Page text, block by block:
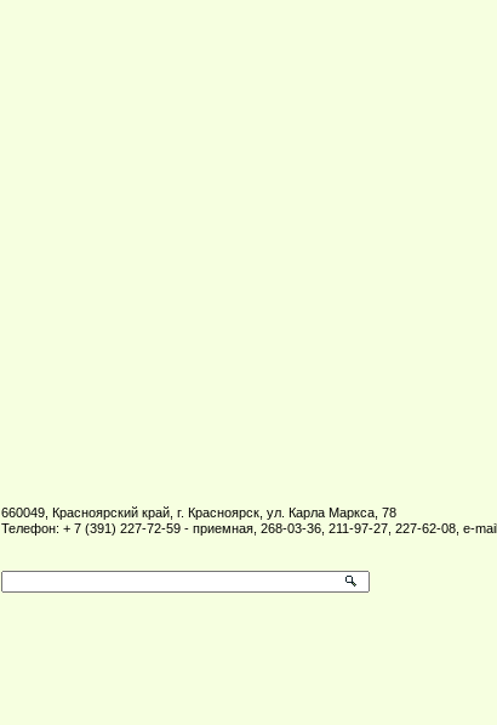
660049, Красноярский край, г. Красноярск, ул. Карла Маркса, 78
Телефон: + 7 (391) 227-72-59 - приемная, 268-03-36, 211-97-27, 227-62-08, e-